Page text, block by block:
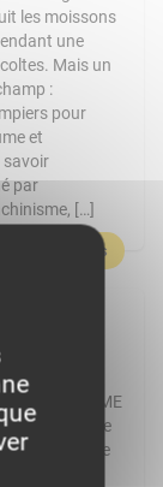
les moissons
une
Mais un
:
pour
et
savoir
par
[…]
En savoir plus
rayon
la PME
croissance
plus de